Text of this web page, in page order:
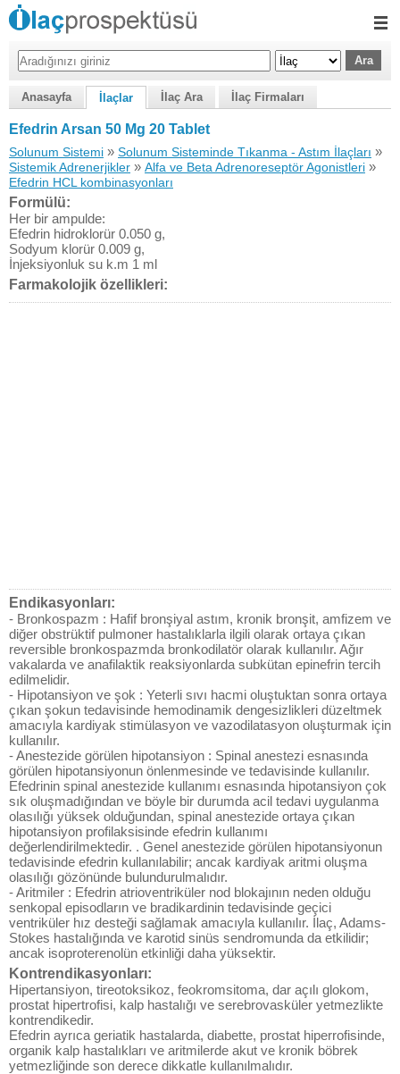
Anasayfa İlaçlar İlaç Ara İlaç Firmaları
Efedrin Arsan 50 Mg 20 Tablet
Solunum Sistemi » Solunum Sisteminde Tıkanma - Astım İlaçları »
Sistemik Adrenerjikler » Alfa ve Beta Adrenoreseptör Agonistleri »
Efedrin HCL kombinasyonları
Formülü:
Her bir ampulde:
Efedrin hidroklorür 0.050 g,
Sodyum klorür 0.009 g,
İnjeksiyonluk su k.m 1 ml
Farmakolojik özellikleri:
Endikasyonları:
- Bronkospazm : Hafif bronşiyal astım, kronik bronşit, amfizem ve
diğer obstrüktif pulmoner hastalıklarla ilgili olarak ortaya çıkan
reversible bronkospazmda bronkodilatör olarak kullanılır. Ağır
vakalarda ve anafilaktik reaksiyonlarda subkütan epinefrin tercih
edilmelidir.
- Hipotansiyon ve şok : Yeterli sıvı hacmi oluştuktan sonra ortaya
çıkan şokun tedavisinde hemodinamik dengesizlikleri düzeltmek
amacıyla kardiyak stimülasyon ve vazodilatasyon oluşturmak için
kullanılır.
- Anestezide görülen hipotansiyon : Spinal anestezi esnasında
görülen hipotansiyonun önlenmesinde ve tedavisinde kullanılır.
Efedrinin spinal anestezide kullanımı esnasında hipotansiyon çok
sık oluşmadığından ve böyle bir durumda acil tedavi uygulanma
olasılığı yüksek olduğundan, spinal anestezide ortaya çıkan
hipotansiyon profilaksisinde efedrin kullanımı
değerlendirilmektedir. . Genel anestezide görülen hipotansiyonun
tedavisinde efedrin kullanılabilir; ancak kardiyak aritmi oluşma
olasılığı gözönünde bulundurulmalıdır.
- Aritmiler : Efedrin atrioventriküler nod blokajının neden olduğu
senkopal episodların ve bradikardinin tedavisinde geçici
ventriküler hız desteği sağlamak amacıyla kullanılır. İlaç, Adams-
Stokes hastalığında ve karotid sinüs sendromunda da etkilidir;
ancak isoproterenolün etkinliği daha yüksektir.
Kontrendikasyonları:
Hipertansiyon, tireotoksikoz, feokromsitoma, dar açılı glokom,
prostat hipertrofisi, kalp hastalığı ve serebrovasküler yetmezlikte
kontrendikedir.
Efedrin ayrıca geriatik hastalarda, diabette, prostat hiperrofisinde,
organik kalp hastalıkları ve aritmilerde akut ve kronik böbrek
yetmezliğinde son derece dikkatle kullanılmalıdır.